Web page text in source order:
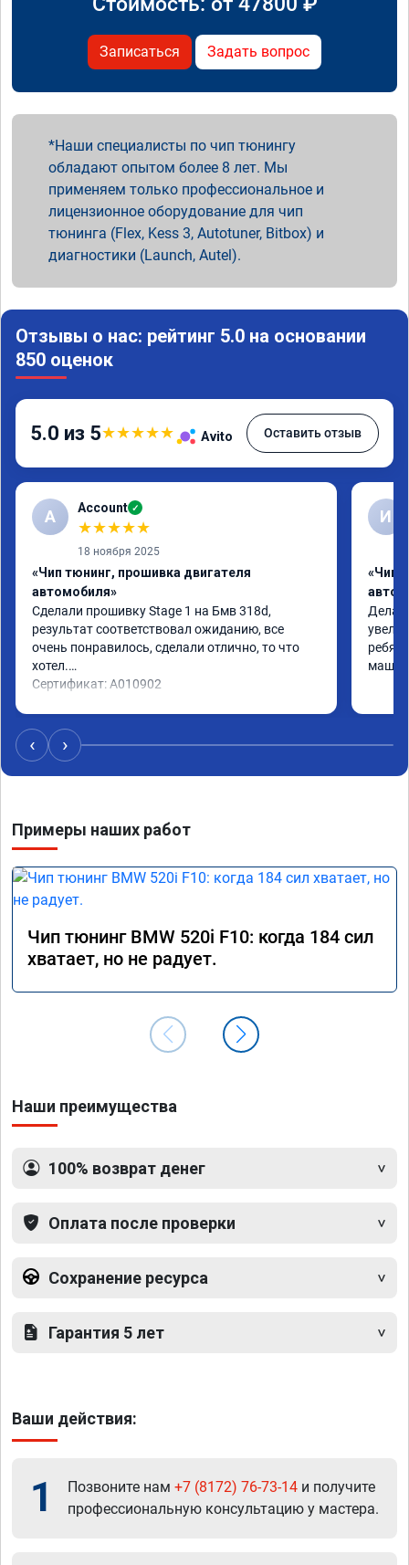
Записаться Задать вопрос
Наши специалисты по чип тюнингу
обладают опытом более 8 лет. Мы
применяем только профессиональное и
лицензионное оборудование для чип
тюнинга (Flex, Kess 3, Autotuner, Bitbox) и
диагностики (Launch, Autel).
Отзывы о нас: рейтинг 5.0 на основании
850 оценок
5.0 из 5★★★★★ Avito Оставить отзыв
A Account ✓
★★★★★
18 ноября 2025
«Чип тюнинг, прошивка двигателя
автомобиля»
Сделали прошивку Stage 1 на Бмв 318d,
результат соответствовал ожиданию, все
очень понравилось, сделали отлично, то что
хотел.
Сертификат: A010902
И
«Чип
‹ ›
Примеры наших работ
Чип тюнинг BMW 520i F10: когда 184 сил
хватает, но не радует.
Наши преимущества
100% возврат денег
Оплата после проверки
Сохранение ресурса
Гарантия 5 лет
Ваши действия:
1 Позвоните нам +7 (8172) 76-73-14 и получите
профессиональную консультацию у мастера.